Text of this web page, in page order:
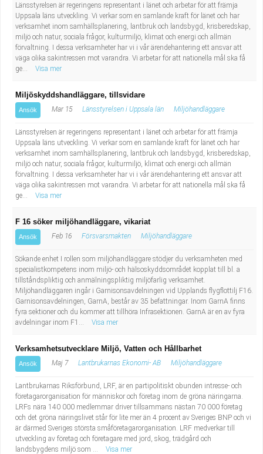
Länsstyrelsen är regeringens representant i länet och arbetar för att främja
Uppsala läns utveckling. Vi verkar som en samlande kraft för länet och har
verksamhet inom samhällsplanering, lantbruk och landsbygd, krisberedskap,
miljö och natur, sociala frågor, kulturmiljö, klimat och energi och allmän
förvaltning. I dessa verksamheter har vi i vår ärendehantering ett ansvar att
väga olika sakintressen mot varandra. Vi arbetar för att nationella mål ska få
ge...
Visa mer
Miljöskyddshandläggare, tillsvidare
Ansök Mar 15 Länsstyrelsen i Uppsala län Miljöhandläggare
Länsstyrelsen är regeringens representant i länet och arbetar för att främja
Uppsala läns utveckling. Vi verkar som en samlande kraft för länet och har
verksamhet inom samhällsplanering, lantbruk och landsbygd, krisberedskap,
miljö och natur, sociala frågor, kulturmiljö, klimat och energi och allmän
förvaltning. I dessa verksamheter har vi i vår ärendehantering ett ansvar att
väga olika sakintressen mot varandra. Vi arbetar för att nationella mål ska få
ge...
Visa mer
F 16 söker miljöhandläggare, vikariat
Ansök Feb 16 Försvarsmakten Miljöhandläggare
Sökande enhet I rollen som miljöhandläggare stödjer du verksamheten med
specialistkompetens inom miljö- och hälsoskyddsområdet kopplat till bl. a
tillståndspliktig och anmälningspliktig miljöfarlig verksamhet.
Miljöhandläggaren ingår i Garnisonsavdelningen vid Upplands flygflottilj F16.
Garnisonsavdelningen, GarnA, består av 35 befattningar. Inom GarnA finns
fyra sektioner och du kommer att tillhöra Infrasektionen. GarnA är en av fyra
avdelningar inom F1...
Visa mer
Verksamhetsutvecklare Miljö, Vatten och Hållbarhet
Ansök Maj 7 Lantbrukarnas Ekonomi- AB Miljöhandläggare
Lantbrukarnas Riksförbund, LRF, är en partipolitiskt obunden intresse- och
företagarorganisation för människor och företag inom de gröna näringarna.
LRFs nära 140 000 medlemmar driver tillsammans nästan 70 000 företag
och det gröna näringslivet står för lite mer än 4 procent av Sveriges BNP och vi
är därmed Sveriges största småföretagarorganisation. LRF medverkar till
utveckling av företag och företagare med jord, skog, trädgård och
landsbygdens miljö som ...
Visa mer